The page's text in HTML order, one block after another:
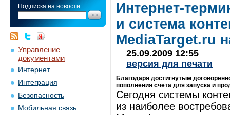
Подписка на новости:
Управление
документами
Интернет
Интеграция
Безопасность
Мобильная связь
Интернет-
и система
MediaTarget.ru
25.09.2009 12:55
версия для печати
Благодаря достигнутым
пополнения счета для запуска и
Сегодня системы
из наиболее